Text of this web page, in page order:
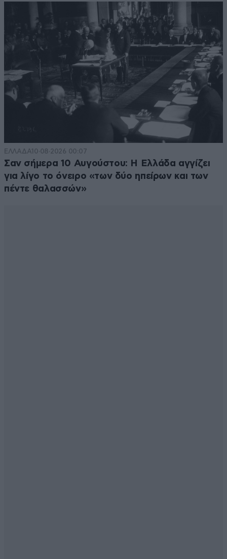
ΕΛΛΑΔΑ10·08·2026 00:07
Σαν σήμερα 10 Αυγούστου: Η Ελλάδα αγγίζει
για λίγο το όνειρο «των δύο ηπείρων και των
πέντε θαλασσών»